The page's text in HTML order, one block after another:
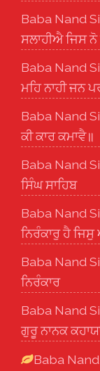
Baba Nand
ਸਲਾਹੀਐ ਜਿਸ
Baba Nand
ਮਹਿ ਨਾਹੀ ਜਨ
Baba Nand
ਕੀ ਕਾਰ ਕਮਾਵੈ॥
Baba Nand
ਸਿੰਘ ਸਾਹਿਬ
Baba Nand
ਨਿਰੰਕਾਰੁ ਹੈ ਜਿਸੁ
Baba Nand
ਨਿਰੰਕਾਰ
Baba Nand
ਗੁਰੂ ਨਾਨਕ
Baba